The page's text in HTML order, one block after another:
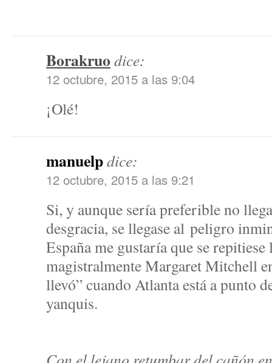
Borakruo dice:
12 octubre, 2015 a las 9:04
¡Olé!
manuelpdice:
12 octubre, 2015 a las 9:21
Si, y aunque sería preferible no
desgracia, se llegase al peligro
España me gustaría que se repitiese
magistralmente Margaret Mitchell
llevó” cuando Atlanta está a punto
yanquis.